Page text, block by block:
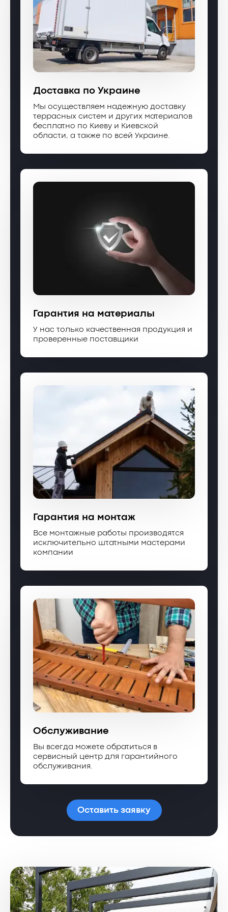
Доставка по Украине
Мы осуществляем надежную доставку
террасных систем и других материалов
бесплатно по Киеву и Киевской
области, а также по всей Украине.
Гарантия на материалы
У нас только качественная продукция и
проверенные поставщики
Гарантия на монтаж
Все монтажные работы производятся
исключительно штатными мастерами
компании
Обслуживание
Вы всегда можете обратиться в
сервисный центр для гарантийного
обслуживания.
Оставить заявку